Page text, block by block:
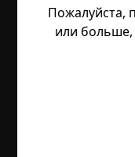
Пожалуйста,
или больше,